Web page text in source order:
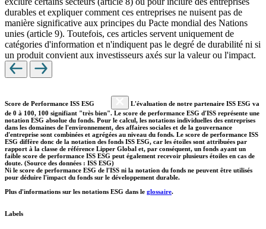
durables et expliquer comment ces entreprises ne nuisent pas de
manière significative aux principes du Pacte mondial des Nations
unies (article 9). Toutefois, ces articles servent uniquement de
catégories d'information et n'indiquent pas le degré de durabilité ni si
un produit convient aux investisseurs axés sur la valeur ou l'impact.
Score de Performance ISS ESG
L'évaluation de notre partenaire ISS ESG va
de 0 à 100, 100 signifiant "très bien". Le score de performance ESG d'ISS représente une
notation ESG absolue du fonds. Pour le calcul, les notations individuelles des entreprises
dans les domaines de l'environnement, des affaires sociales et de la gouvernance
d'entreprise sont combinées et agrégées au niveau du fonds. Le score de performance ISS
ESG diffère donc de la notation des fonds ISS ESG, car les étoiles sont attribuées par
rapport à la classe de référence Lipper Global et, par conséquent, un fonds ayant un
faible score de performance ISS ESG peut également recevoir plusieurs étoiles en cas de
doute. (Source des données : ISS ESG)
Ni le score de performance ESG de l'ISS ni la notation du fonds ne peuvent être utilisés
pour déduire l'impact du fonds sur le développement durable.
Plus d'informations sur les notations ESG dans le glossaire.
Labels